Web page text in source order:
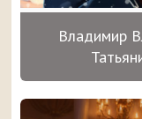
Владимир